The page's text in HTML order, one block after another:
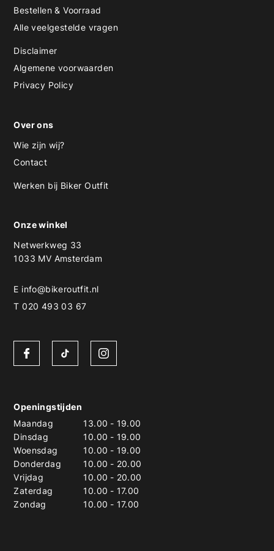
Bestellen & Voorraad
Alle veelgestelde vragen
Disclaimer
Algemene voorwaarden
Privacy Policy
Over ons
Wie zijn wij?
Contact
Werken bij Biker Outfit
Onze winkel
Netwerkweg 33
1033 MV Amsterdam
E info@bikeroutfit.nl
T 020 493 03 67
Openingstijden
Maandag
13.00 - 19.00
Dinsdag
10.00 - 19.00
Woensdag
10.00 - 19.00
Donderdag
10.00 - 20.00
Vrijdag
10.00 - 20.00
Zaterdag
10.00 - 17.00
Zondag
10.00 - 17.00